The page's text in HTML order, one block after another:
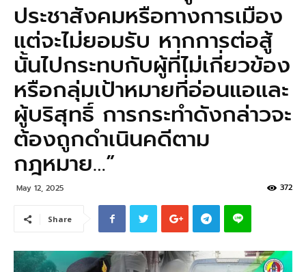
ประชาสังคมหรือทางการเมือง
แต่จะไม่ยอมรับ หากการต่อสู้
นั้นไปกระทบกับผู้ที่ไม่เกี่ยวข้อง
หรือกลุ่มเป้าหมายที่อ่อนแอและ
ผู้บริสุทธิ์ การกระทำดังกล่าวจะ
ต้องถูกดำเนินคดีตาม
กฎหมาย…”
May 12, 2025 372
Share